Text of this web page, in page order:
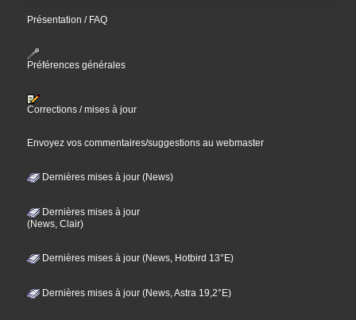
Présentation / FAQ
Préférences générales
Corrections / mises à jour
Envoyez vos commentaires/suggestions au webmaster
Dernières mises à jour (News)
Dernières mises à jour
(News, Clair)
Dernières mises à jour (News, Hotbird 13°E)
Dernières mises à jour (News, Astra 19,2°E)